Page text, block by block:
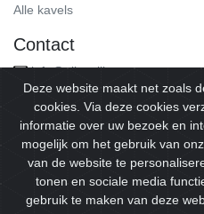
Alle kavels
Contact
info@alleveilingen.net
© 2026Alleveilingen.
Deze website maakt net zoals
cookies. Via deze cookies
informatie over uw bezoek en
mogelijk om het gebruik van
van de website te
tonen en sociale media
gebruik te maken van deze